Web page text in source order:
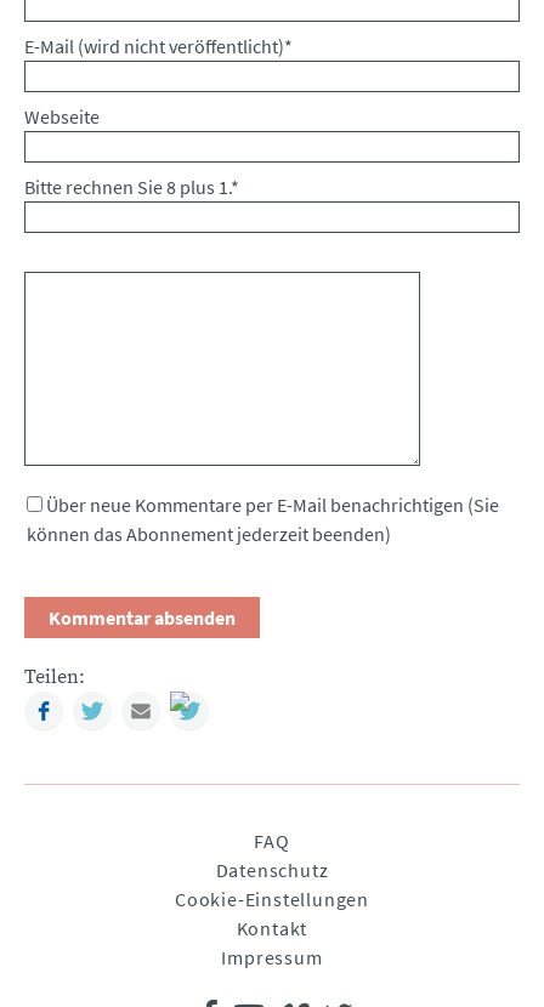
Pflichtfeld
E-Mail (wird nicht veröffentlicht)*
Webseite
Bitte rechnen Sie 8 plus 1.*
Über neue Kommentare per E-Mail benachrichtigen (Sie
können das Abonnement jederzeit beenden)
Teilen:
FacebookTwitterMail
FAQ
Datenschutz
Cookie-Einstellungen
Kontakt
Impressum